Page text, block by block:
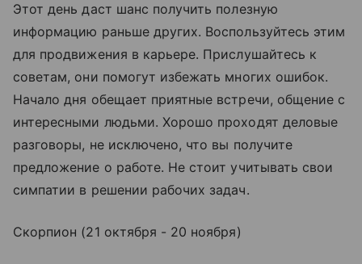
Этот день даст шанс получить полезную
информацию раньше других. Воспользуйтесь этим
для продвижения в карьере. Прислушайтесь к
советам, они помогут избежать многих ошибок.
Начало дня обещает приятные встречи, общение с
интересными людьми. Хорошо проходят деловые
разговоры, не исключено, что вы получите
предложение о работе. Не стоит учитывать свои
симпатии в решении рабочих задач.
Скорпион (21 октября - 20 ноября)